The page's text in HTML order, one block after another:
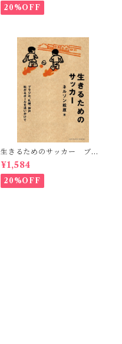
20%OFF
生きるためのサッカー ブラ
ジル、札幌、神戸 転がるボ
ールを追いかけて
¥1,584
20%OFF